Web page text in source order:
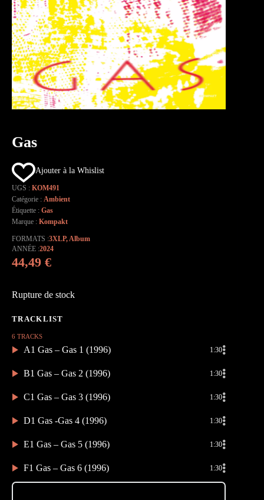
Gas
Ajouter à la Whislist
UGS : KOM491
Catégorie : Ambient
Étiquette : Gas
Marque : Kompakt
FORMATS 3XLP,Album
ANNÉE 2024
44,49 €
Rupture de stock
6 TRACKS
A1 Gas – Gas 1 (1996) 1:30
B1 Gas – Gas 2 (1996) 1:30
C1 Gas – Gas 3 (1996) 1:30
D1 Gas -Gas 4 (1996) 1:30
E1 Gas – Gas 5 (1996) 1:30
F1 Gas – Gas 6 (1996) 1:30